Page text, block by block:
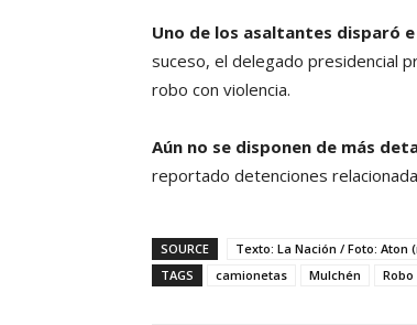
Uno de los asaltantes disparó
suceso, el delegado presidencial
robo con violencia.
Aún no se disponen de más
reportado detenciones
SOURCE
Texto: La Nación / Foto: Aton
TAGS
camionetas Mulchén Robo